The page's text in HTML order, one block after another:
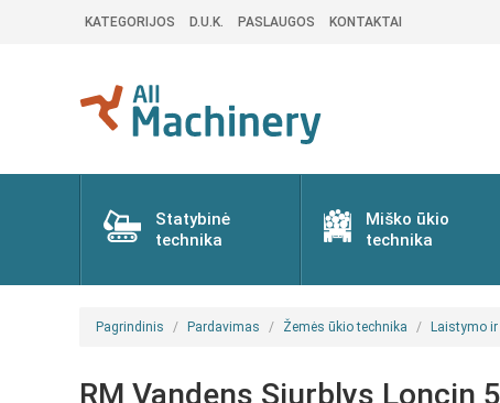
KATEGORIJOS D.U.K. PASLAUGOS KONTAKTAI
Statybinė
technika
Miško ūkio
technika
Pagrindinis Pardavimas Žemės ūkio technika Laistymo
RM Vandens Siurblys Loncin